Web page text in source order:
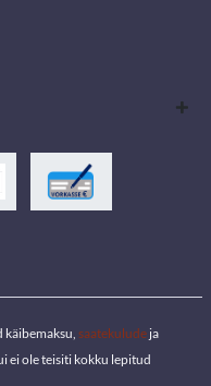
saatekulude ja
ei ole teisiti kokku lepitud